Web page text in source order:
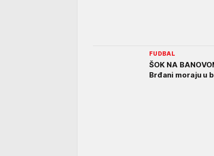
FUDBAL
ŠOK NA
Brđani moraju u